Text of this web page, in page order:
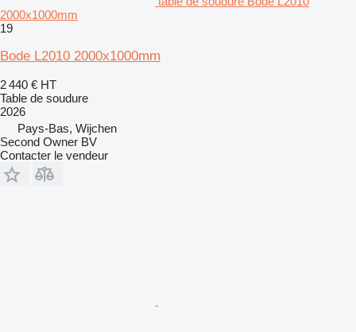
2000x1000mm
19
Bode L2010 2000x1000mm
2 440 € HT
Table de soudure
2026
Pays-Bas, Wijchen
Second Owner BV
Contacter le vendeur